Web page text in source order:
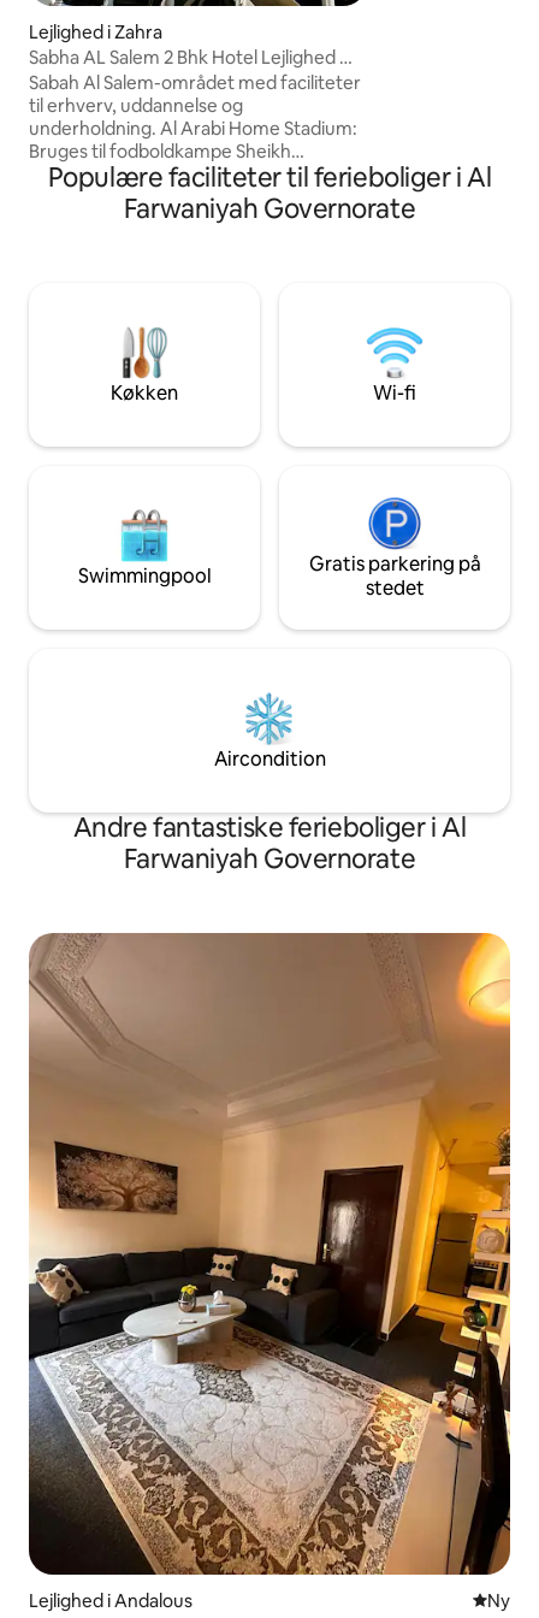
Lejlighed i Zahra
Sabha AL Salem 2 Bhk Hotel Lejlighed @
Kuwait
Sabah Al Salem-området med faciliteter
til erhverv, uddannelse og
underholdning. Al Arabi Home Stadium:
Bruges til fodboldkampe Sheikh
Abdullah Al Salem –
kulturcenterkompleks med museer og
uddannelsesmæssige udstillinger, der
og labyrinter. Tareq Rajab-museet –
kunst og historie Kulturelle attraktioner
Mishrefs Oasis – et sted for afslapning
Populære faciliteter til ferieboliger i Al
Farwaniyah Governorate
Køkken Wi-fi
Swimmingpool
Gratis parkering på
stedet
Aircondition
Andre fantastiske ferieboliger i Al
Farwaniyah Governorate
Lejlighed i Andalous Nyt
Ny